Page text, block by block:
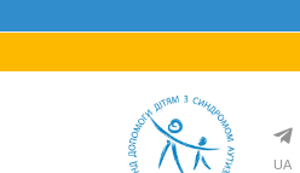
content
UA